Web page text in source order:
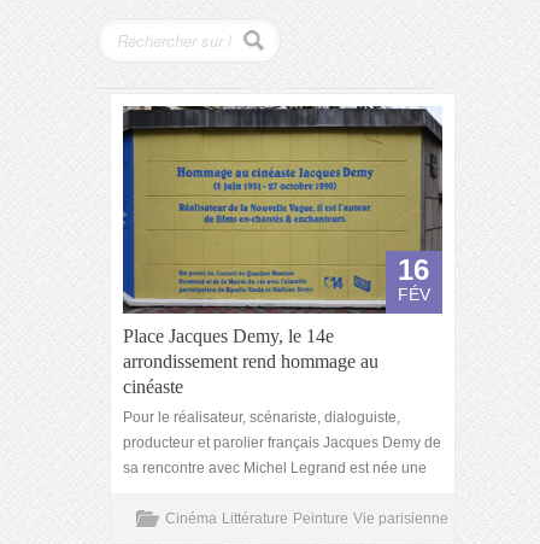
16
FÉV
Place Jacques Demy, le 14e
arrondissement rend hommage au
cinéaste
Pour le réalisateur, scénariste, dialoguiste,
producteur et parolier français Jacques Demy de
sa rencontre avec Michel Legrand est née une
Cinéma Littérature Peinture Vie parisienne